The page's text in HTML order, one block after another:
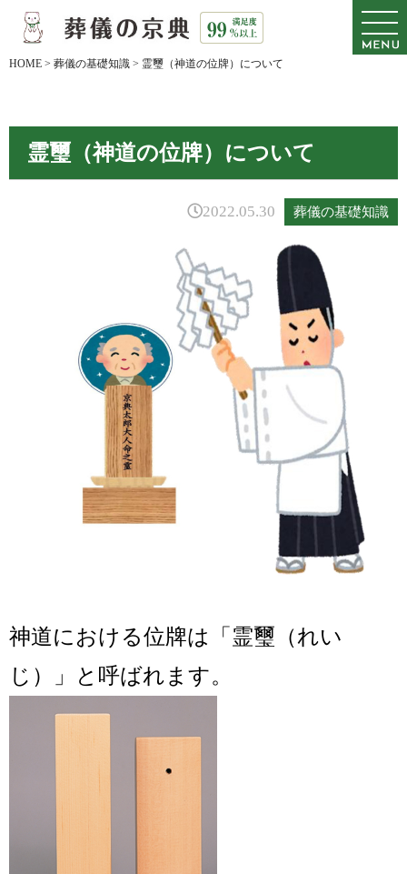
HOME > 葬儀の基礎知識 > 霊璽（神道の位牌）について
霊璽（神道の位牌）について
2022.05.30 葬儀の基礎知識
神道における位牌は
「霊璽（れい
じ）」と呼ばれます。